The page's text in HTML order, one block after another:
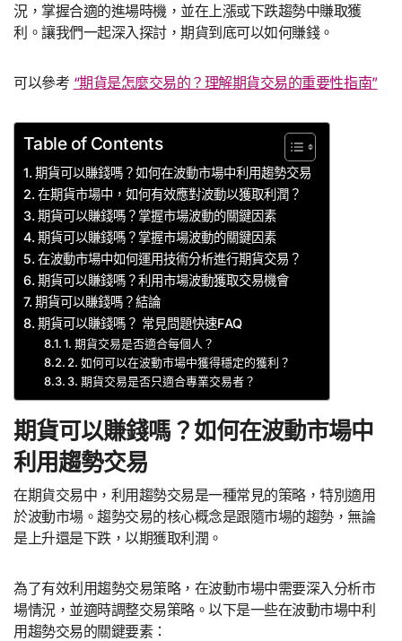
況，掌握合適的進場時機，並在上漲或下跌趨勢中賺取獲
利。讓我們一起深入探討，期貨到底可以如何賺錢。
可以參考 “期貨是怎麼交易的？理解期貨交易的重要性指南”
Table of Contents
期貨可以賺錢嗎？如何在波動市場中利用趨勢交易
在期貨市場中，如何有效應對波動以獲取利潤？
期貨可以賺錢嗎？掌握市場波動的關鍵因素
期貨可以賺錢嗎？掌握市場波動的關鍵因素
在波動市場中如何運用技術分析進行期貨交易？
期貨可以賺錢嗎？利用市場波動獲取交易機會
期貨可以賺錢嗎？結論
期貨可以賺錢嗎？ 常見問題快速FAQ
1. 期貨交易是否適合每個人？
2. 如何可以在波動市場中獲得穩定的獲利？
3. 期貨交易是否只適合專業交易者？
期貨可以賺錢嗎？如何在波動市場中
利用趨勢交易
在期貨交易中，利用趨勢交易是一種常見的策略，特別適用
於波動市場。趨勢交易的核心概念是跟隨市場的趨勢，無論
是上升還是下跌，以期獲取利潤。
為了有效利用趨勢交易策略，在波動市場中需要深入分析市
場情況，並適時調整交易策略。以下是一些在波動市場中利
用趨勢交易的關鍵要素：